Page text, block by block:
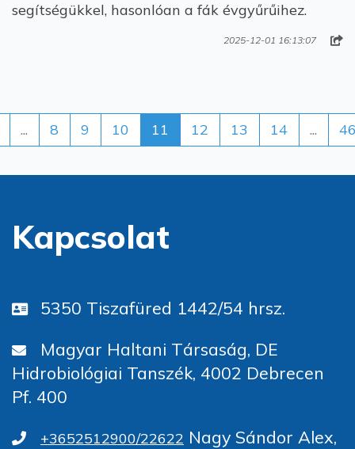
segítségükkel, hasonlóan a fák évgyűrűihez.
2025-12-01 16:13:07
... 8 9 10 11 12 13 14 ...
Kapcsolat
5350 Tiszafüred 1442/54 hrsz.
Magyar Haltani Társaság, DE
Hidrobiológiai Tanszék, 4002 Debrecen
Pf. 400
+3652512900/22622 Nagy Sándor Alex,